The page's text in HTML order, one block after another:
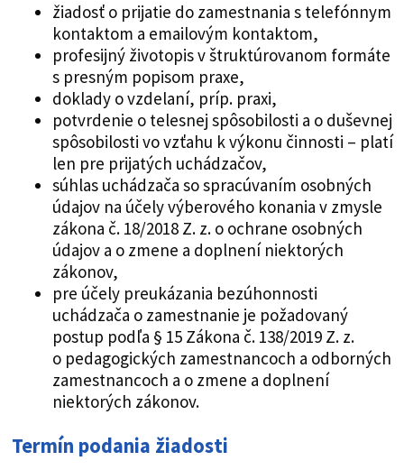
žiadosť o prijatie do zamestnania s telefónnym
kontaktom a emailovým kontaktom,
profesijný životopis v štruktúrovanom formáte
s presným popisom praxe,
doklady o vzdelaní, príp. praxi,
potvrdenie o telesnej spôsobilosti a o duševnej
spôsobilosti vo vzťahu k výkonu činnosti – platí
len pre prijatých uchádzačov,
súhlas uchádzača so spracúvaním osobných
údajov na účely výberového konania v zmysle
zákona č. 18/2018 Z. z. o ochrane osobných
údajov a o zmene a doplnení niektorých
zákonov,
pre účely preukázania bezúhonnosti
uchádzača o zamestnanie je požadovaný
postup podľa § 15 Zákona č. 138/2019 Z. z.
o pedagogických zamestnancoch a odborných
zamestnancoch a o zmene a doplnení
niektorých zákonov.
Termín podania žiadosti